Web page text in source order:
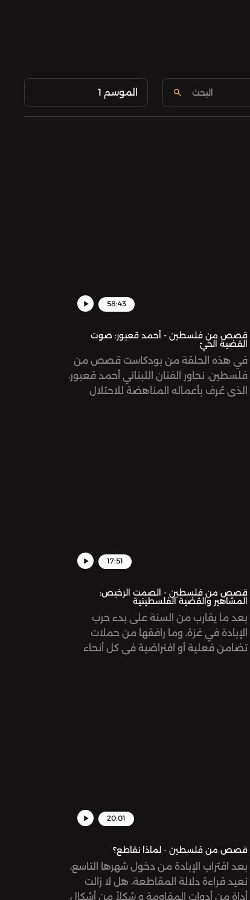
الموسم 1
58:43
قصص من فلسطين - أحمد قعبور: صوت
القضية الحيّ
في هذه الحلقة من بودكاست قصص من
فلسطين، نحاور الفنان اللبناني أحمد قعبور،
الذي عُرف بأعماله المناهضة للاحتلال
17:51
قصص من فلسطين - الصمت الرخيص:
المشاهير والقضية الفلسطينية
بعد ما يقارب من السنة على بدء حرب
الإبادة في غزة، وما رافقها من حملات
تضامن فعلية أو افتراضية في كل أنحاء
20:01
قصص من فلسطين - لماذا نقاطع؟
بعد اقتراب الإبادة من دخول شهرها التاسع،
نعيد قراءة دلالة المقاطعة، هل لا زالت
أداة من أدوات المقاومة و شكلاً من أشكال